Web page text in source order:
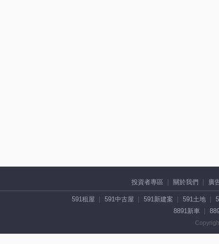
投資者專區 關於我們 廣
591租屋 591中古屋 591新建案 591土地
8891新車